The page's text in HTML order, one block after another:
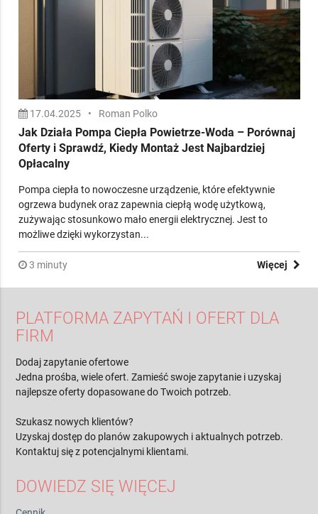
Więcej
17.04.2025
Jak Działa Pompa Ciepła Powietrze-Woda – Porównaj
Oferty i Sprawdź, Kiedy Montaż Jest Najbardziej
Opłacalny
ogrzewa budynek oraz zapewnia ciepłą wodę użytkową,
zużywając stosunkowo mało energii elektrycznej. Jest to
możliwe dzięki wykorzystan...
3 minuty Więcej
PLATFORMA ZAPYTAŃ I OFERT DLA
FIRM
Dodaj zapytanie ofertowe
Jedna prośba, wiele ofert. Zamieść swoje zapytanie i uzyskaj
najlepsze oferty dopasowane do Twoich potrzeb.
Uzyskaj dostęp do planów zakupowych i aktualnych potrzeb.
Kontaktuj się z potencjalnymi klientami.